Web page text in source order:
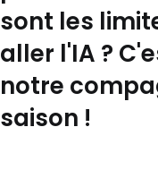
sont les
aller l'IA ?
notre
saison !